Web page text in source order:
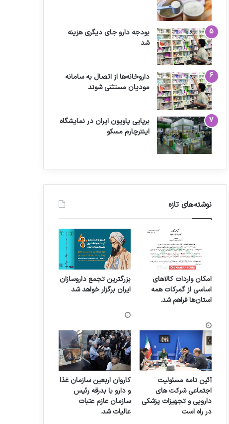
بودجه دارو جای دیگری هزینه
شد
داروخانه‌ها از اتصال به سامانه
مودیان مستثنی شوند
برپایی پاویون ایران در نمایشگاه
اینترچارم مسکو
نوشته‌های تازه
امکان واردات کالاهای
اساسی از گمرکات همه
استان‌ها فراهم شد.
بزرگترین تجمع داروسازان
ایران برگزار خواهد شد
آئین نامه مسئولیت
اجتماعی شرکت های
دارویی و تجهیزات پزشکی
در راه است
کاروان اربعین سازمان غذا
و دارو با بدرقه رئیس
سازمان عازم عتبات
عالیات شد.